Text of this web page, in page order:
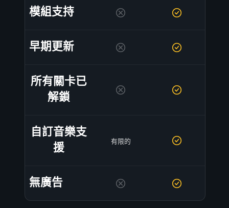
模組支持
早期更新
所有關卡已
解鎖
自訂音樂支
援
有限的
無廣告